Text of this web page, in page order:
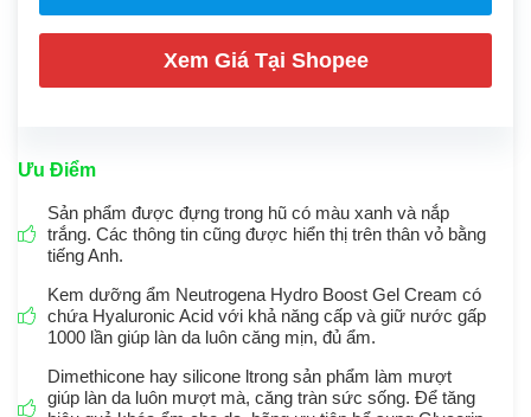
Xem Giá Tại Shopee
Ưu Điểm
Sản phẩm được đựng trong hũ có màu xanh và nắp
trắng. Các thông tin cũng được hiển thị trên thân vỏ bằng
tiếng Anh.
Kem dưỡng ẩm Neutrogena Hydro Boost Gel Cream có
chứa Hyaluronic Acid với khả năng cấp và giữ nước gấp
1000 lần giúp làn da luôn căng mịn, đủ ẩm.
Dimethicone hay silicone ltrong sản phẩm làm mượt
giúp làn da luôn mượt mà, căng tràn sức sống. Để tăng